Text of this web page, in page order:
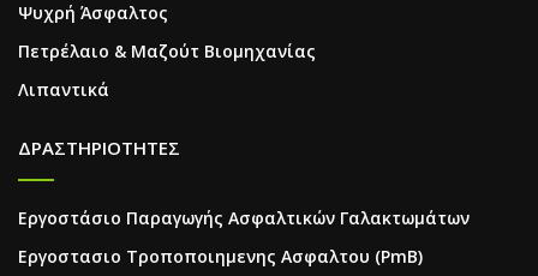
Ψυχρή Άσφαλτος
Πετρέλαιο & Μαζούτ Βιομηχανίας
Λιπαντικά
ΔΡΑΣΤΗΡΙΟΤΗΤΕΣ
Εργοστάσιο Παραγωγής Ασφαλτικών Γαλακτωμάτων
Εργοστασιο Τροποποιημενης Ασφαλτου (PmB)